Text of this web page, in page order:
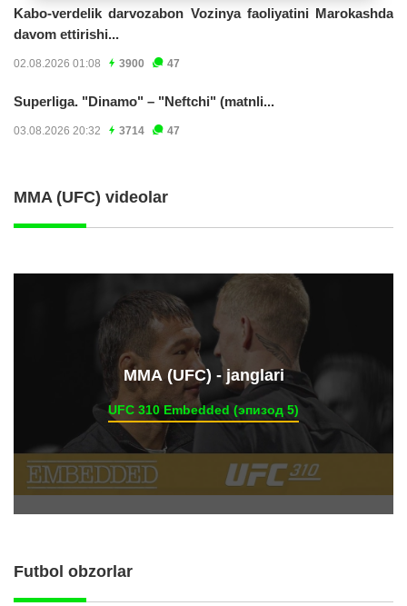
Kabo-verdelik darvozabon Vozinya faoliyatini Marokashda
davom ettirishi...
02.08.2026 01:08 3900 47
Superliga. "Dinamo" – "Neftchi" (matnli...
03.08.2026 20:32 3714 47
MMA (UFC) videolar
ММА (UFC) - janglari
UFC 310 Embedded (эпизод 5)
Futbol obzorlar